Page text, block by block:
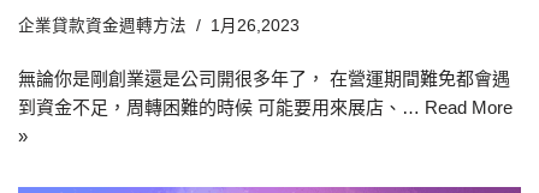
企業貸款資金週轉方法 1月26,2023
無論你是剛創業還是公司開很多年了， 在營運期間難免都會遇
到資金不足，周轉困難的時候 可能要用來展店、… Read More
»